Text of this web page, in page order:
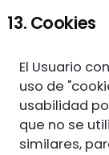
13. Cookies
El Usuario
uso de
usabilidad
que no se
similares,